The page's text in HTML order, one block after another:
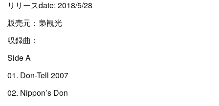
リリースdate: 2018/5/28
販売元：梟観光
収録曲：
Side A
01. Don-Tell 2007
02. Nippon’s Don